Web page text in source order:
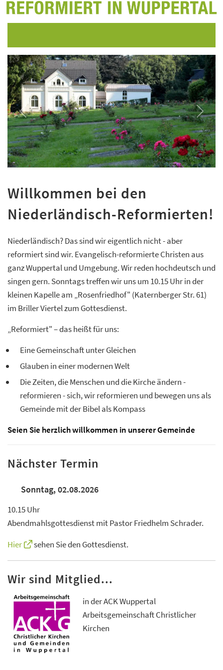
▼
▼
▼
Previous Next
Willkommen bei den
Niederländisch-Reformierten!
Niederländisch? Das sind wir eigentlich nicht - aber
reformiert sind wir. Evangelisch-reformierte Christen aus
ganz Wuppertal und Umgebung. Wir reden hochdeutsch und
singen gern. Sonntags treffen wir uns um 10.15 Uhr in der
kleinen Kapelle am „Rosenfriedhof" (Katernberger Str. 61)
im Briller Viertel zum Gottesdienst.
„Reformiert" – das heißt für uns:
Eine Gemeinschaft unter Gleichen
Glauben in einer modernen Welt
Die Zeiten, die Menschen und die Kirche ändern -
reformieren - sich, wir reformieren und bewegen uns als
Gemeinde mit der Bibel als Kompass
Seien Sie herzlich willkommen in unserer Gemeinde
Nächster Termin
Sonntag, 02.08.2026
10.15 Uhr
Abendmahlsgottesdienst mit Pastor Friedhelm Schrader.
Hier
sehen Sie den Gottesdienst.
Wir sind Mitglied...
in der ACK Wuppertal
Arbeitsgemeinschaft Christlicher
Kirchen